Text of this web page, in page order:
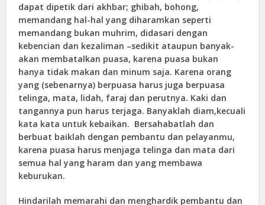
dapat dipetik dari akhbar; ghibah, bohong,
memandang hal-hal yang diharamkan seperti
memandang bukan muhrim, didasari dengan
kebencian dan kezaliman –sedikit ataupun banyak-
akan membatalkan puasa, karena puasa bukan
hanya tidak makan dan minum saja. Karena orang
yang (sebenarnya) berpuasa harus juga berpuasa
telinga, mata, lidah, faraj dan perutnya. Kaki dan
tangannya pun harus terjaga. Banyaklah diam,kecuali
kata kata untuk kebaikan. Bersahabatlah dan
berbuat baiklah dengan pembantu dan pelayanmu,
karena puasa harus menjaga telinga dan mata dari
semua hal yang haram dan yang membawa
keburukan.
Hindarilah memarahi dan menghardik pembantu dan